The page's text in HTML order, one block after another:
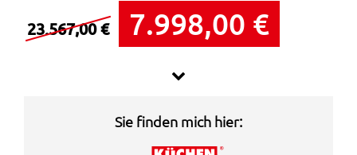
23.567,00€
U
r
p
7.998,00 €
k
Mit angefügtem Sitzplatz
Sie finden mich hier: